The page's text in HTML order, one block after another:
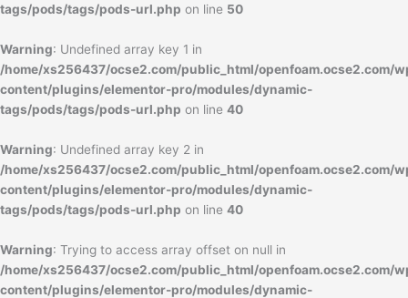
tags/pods/tags/pods-url.php on line 50
Warning: Undefined array key 1 in
/home/xs256437/ocse2.com/public_html/openfoam.ocse2.com/
content/plugins/elementor-pro/modules/dynamic-
tags/pods/tags/pods-url.php on line 40
Warning: Undefined array key 2 in
/home/xs256437/ocse2.com/public_html/openfoam.ocse2.com/
content/plugins/elementor-pro/modules/dynamic-
tags/pods/tags/pods-url.php on line 40
Warning: Trying to access array offset on null in
/home/xs256437/ocse2.com/public_html/openfoam.ocse2.com/
content/plugins/elementor-pro/modules/dynamic-